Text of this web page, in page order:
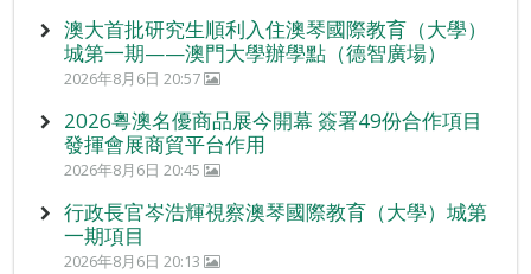
澳大首批研究生順利入住澳琴國際教育（大學）
城第一期——澳門大學辦學點（德智廣場）
2026年8月6日 20:57
2026粵澳名優商品展今開幕 簽署49份合作項目
發揮會展商貿平台作用
2026年8月6日 20:45
行政長官岑浩輝視察澳琴國際教育（大學）城第
一期項目
2026年8月6日 20:13